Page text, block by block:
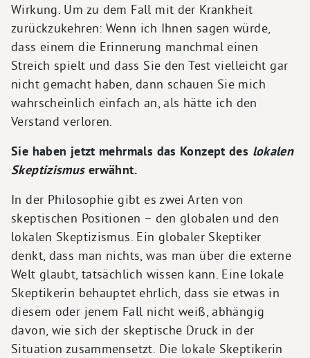
Wirkung. Um zu dem Fall mit der Krankheit
zurückzukehren: Wenn ich Ihnen sagen würde,
dass einem die Erinnerung manchmal einen
Streich spielt und dass Sie den Test vielleicht gar
nicht gemacht haben, dann schauen Sie mich
wahrscheinlich einfach an, als hätte ich den
Verstand verloren.
Sie haben jetzt mehrmals das Konzept des lokalen
Skeptizismuserwähnt.
In der Philosophie gibt es zwei Arten von
skeptischen Positionen – den globalen und den
lokalen Skeptizismus. Ein globaler Skeptiker
denkt, dass man nichts, was man über die externe
Welt glaubt, tatsächlich wissen kann. Eine lokale
Skeptikerin behauptet ehrlich, dass sie etwas in
diesem oder jenem Fall nicht weiß, abhängig
davon, wie sich der skeptische Druck in der
Situation zusammensetzt. Die lokale Skeptikerin